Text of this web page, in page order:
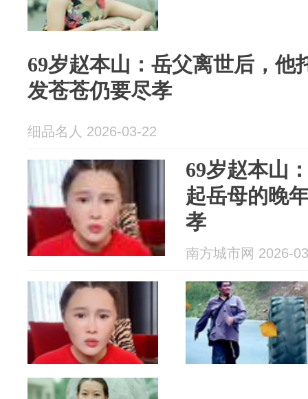
69岁赵本山：岳父离世后，他
发苍苍仍要尽孝
细品名人 2026-03-22
69岁赵本山
起岳母的晚
孝
南方城市网 2026-